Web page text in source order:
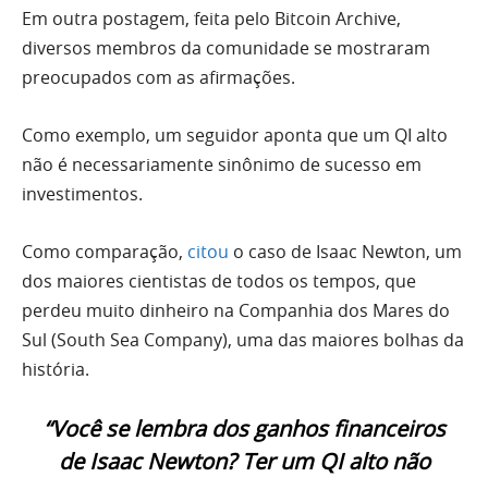
Em outra postagem, feita pelo Bitcoin Archive,
diversos membros da comunidade se mostraram
preocupados com as afirmações.
Como exemplo, um seguidor aponta que um QI alto
não é necessariamente sinônimo de sucesso em
investimentos.
Como comparação, citou o caso de Isaac Newton, um
dos maiores cientistas de todos os tempos, que
perdeu muito dinheiro na Companhia dos Mares do
Sul (South Sea Company), uma das maiores bolhas da
história.
“Você se lembra dos ganhos financeiros
de Isaac Newton? Ter um QI alto não